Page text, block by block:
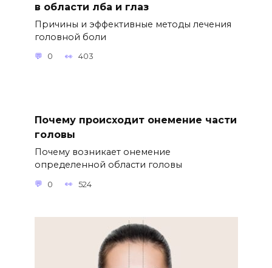
в области лба и глаз
Причины и эффективные методы лечения
головной боли
0 403
Почему происходит онемение части
головы
Почему возникает онемение
определенной области головы
0 524